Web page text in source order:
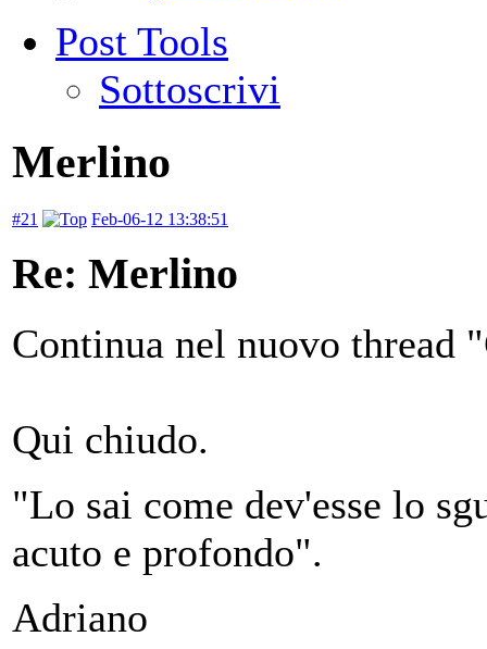
Post Tools
Sottoscrivi
Merlino
#21 Feb-06-12 13:38:51
Re: Merlino
Continua nel nuovo thread
Qui chiudo.
"Lo sai come dev'esse lo
acuto e profondo".
Adriano